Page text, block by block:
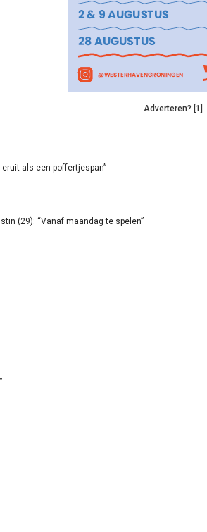
Adverteren? [1]
als een poffertjespan”
(29): “Vanaf maandag te spelen”